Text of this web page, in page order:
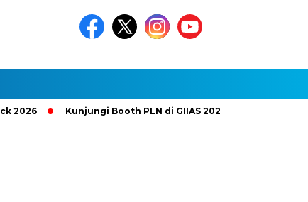
Kunjungi Booth PLN di GIIAS 2026, Nikmati Promo